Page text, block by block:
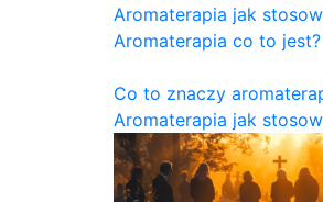
Aromaterapia jak
Aromaterapia co to jest?
Co to znaczy
Aromaterapia jak